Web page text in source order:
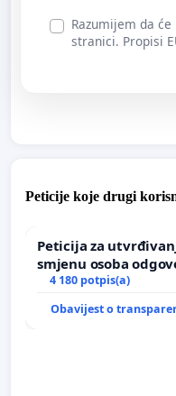
Razumijem da
stranici. Propisi
Peticije koje drugi
Peticija za
smjenu osoba
u Zoološkom vrtu
4 180 potpis(a)
Obavijest o